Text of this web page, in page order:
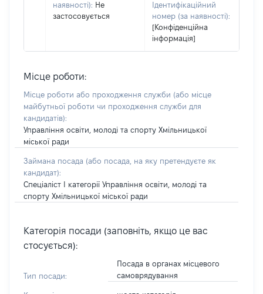
наявності): Не
застосовується
Ідентифікаційний
номер (за наявності):
[Конфіденційна
інформація]
Місце роботи:
Місце роботи або проходження служби (або місце
майбутньої роботи чи проходження служби для
кандидатів):
Управління освіти, молоді та спорту Хмільницької
міської ради
Займана посада (або посада, на яку претендуєте як
кандидат):
Спеціаліст І категорії Управління освіти, молоді та
спорту Хмільницької міської ради
Категорія посади (заповніть, якщо це вас
стосується):
Тип посади:
Посада в органах місцевого
самоврядування